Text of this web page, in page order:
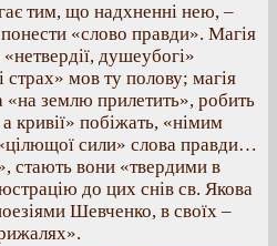
тим, що надхненні нею, –
«слово правди». Магія
душеубогі»
страх» мов ту полову; магія
«на землю прилетить», робить
кривії» побіжать, «німим
сили» слова правди…
стають вони «твердими в
до цих снів св. Якова
Шевченко, в своїх –